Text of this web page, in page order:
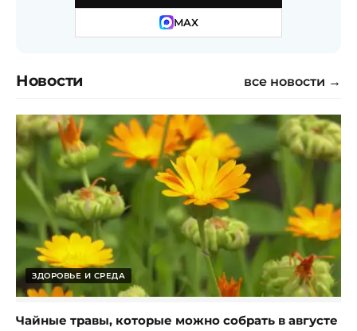
MAX
Новости все новости →
ЗДОРОВЬЕ И СРЕДА
Чайные травы, которые можно собрать в августе